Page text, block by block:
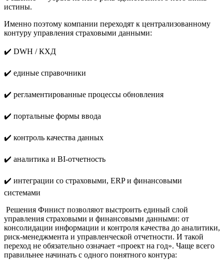
истины.
Именно поэтому компании переходят к централизованному
контуру управления страховыми данными:
✔️ DWH / КХД
✔️ единые справочники
✔️ регламентированные процессы обновления
✔️ портальные формы ввода
✔️ контроль качества данных
✔️ аналитика и BI-отчетность
✔️ интеграции со страховыми, ERP и финансовыми
системами
Решения Финист позволяют выстроить единый слой
управления страховыми и финансовыми данными: от
консолидации информации и контроля качества до аналитики,
риск-менеджмента и управленческой отчетности. И такой
переход не обязательно означает «проект на год». Чаще всего
правильнее начинать с одного понятного контура: